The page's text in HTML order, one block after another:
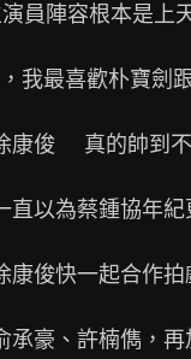
員陣容根本是上
我最喜歡朴寶劍
康俊      真的帥到
直以為蔡鍾協年
康俊快一起合作拍
承豪、許楠儁，